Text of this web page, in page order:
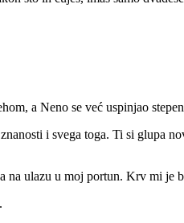
a Neno se već uspinjao
i svega toga. Ti si glupa
ulazu u moj portun. Krv mi je